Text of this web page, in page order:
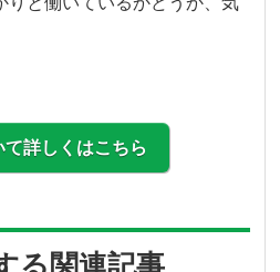
て詳しくはこちら
る関連記事